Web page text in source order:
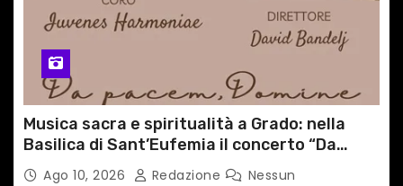
Musica sacra e spiritualità a Grado: nella
Basilica di Sant’Eufemia il concerto “Da
pacem, Domine”
Ago 10, 2026 Redazione
Nessun